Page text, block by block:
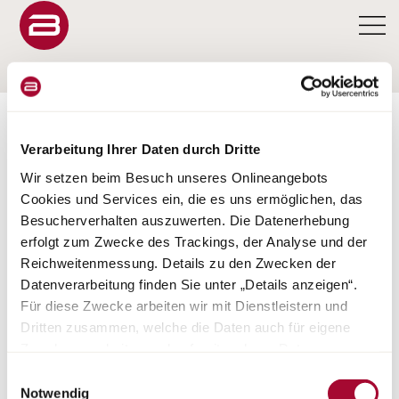
Verarbeitung Ihrer Daten durch Dritte
Wir setzen beim Besuch unseres Onlineangebots
Cookies und Services ein, die es uns ermöglichen, das
Besucherverhalten auszuwerten. Die Datenerhebung
erfolgt zum Zwecke des Trackings, der Analyse und der
Reichweitenmessung. Details zu den Zwecken der
Datenverarbeitung finden Sie unter „Details anzeigen“.
Für diese Zwecke arbeiten wir mit Dienstleistern und
Dritten zusammen, welche die Daten auch für eigene
„Cookies und Services zulassen“ oder durch Auswählen
Notwendig
KONFIGURATOR
KONFIGURATOR
LYSEO TD